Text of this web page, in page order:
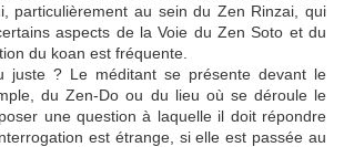
particulièrement au sein du Zen Rinzai, qui
aspects de la Voie du Zen Soto et du
du koan est fréquente.
juste ? Le méditant se présente devant le
du Zen-Do ou du lieu où se déroule le
une question à laquelle il doit répondre
est étrange, si elle est passée au